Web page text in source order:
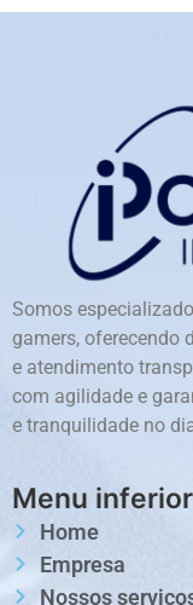
Somos
gamers, oferecendo
e atendimento
com agilidade e
e tranquilidade no
Menu inferior
Home
Empresa
Nossos